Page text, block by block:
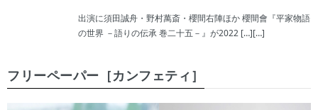
出演に須田誠舟・野村萬斎・櫻間右陣ほか 櫻間會『平家物語
の世界 －語りの伝承 巻二十五－』が2022 […][…]
フリーペーパー［カンフェティ］